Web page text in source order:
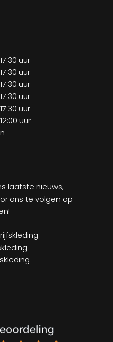
uur
uur
uur
uur
uur
uur
laatste nieuws,
ons te volgen op